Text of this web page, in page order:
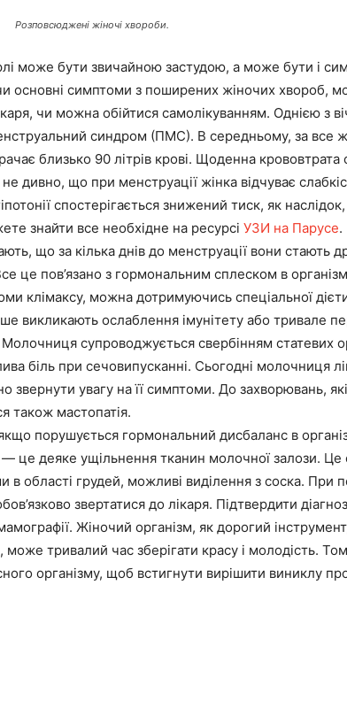
Розповсюджені жіночі хвороби.
може бути звичайною застудою, а може бути і
основні симптоми з поширених жіночих хвороб,
чи можна обійтися самолікуванням. Однією з
синдром (ПМС). В середньому, за все
близько 90 літрів крові. Щоденна крововтрата
дивно, що при менструації жінка відчуває
спостерігається знижений тиск, як
знайти все необхідне на ресурсі УЗИ на Парусе.
що за кілька днів до менструації вони стають
це пов’язано з гормональним сплеском в
клімаксу, можна дотримуючись спеціальної
викликають ослаблення імунітету або тривале
Молочниця супроводжується свербінням статевих
біль при сечовипусканні. Сьогодні молочниця
звернути увагу на її симптоми. До захворювань,
також мастопатія.
порушується гормональний дисбаланс в
— це деяке ущільнення тканин молочної залози. Це
в області грудей, можливі виділення з соска. При
звертатися до лікаря. Підтвердити
Жіночий організм, як дорогий
може тривалий час зберігати красу і молодість.
організму, щоб встигнути вирішити виниклу